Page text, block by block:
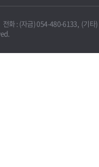
화 : (자금) 054-480-6133, (기타